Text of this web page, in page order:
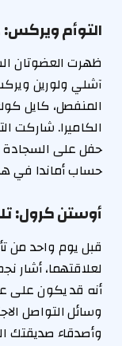
التوأم
آشلي ولورين
المنفصل، كايل
الكاميرا. شاركت
حفل على السجادة
حساب أماندا في
أوستن كرول:
قبل يوم واحد من
أنه قد يكون على
وسائل التواصل
وأصدقاء صديقتك